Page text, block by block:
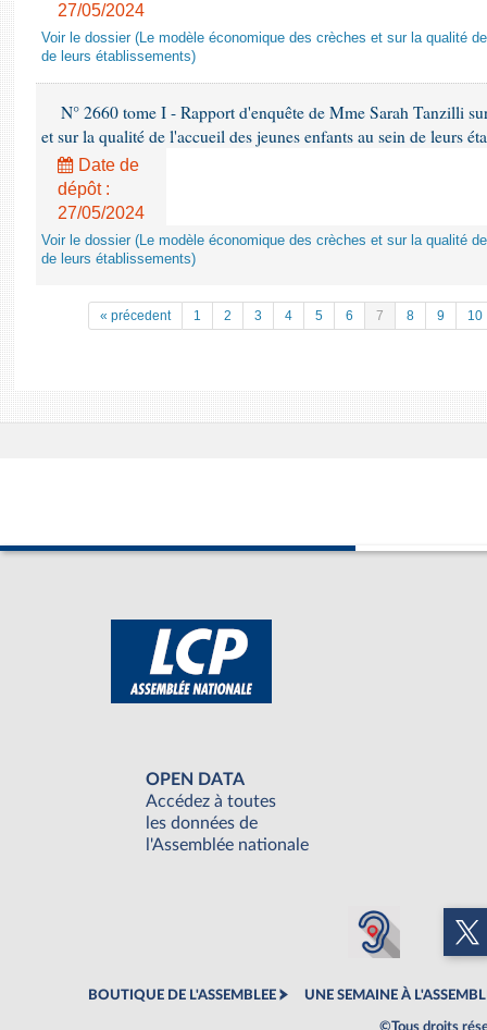
27/05/2024
Voir le dossier (Le modèle économique des crèches et sur la qualité
de leurs établissements)
N° 2660 tome I - Rapport d'enquête de Mme Sarah Tanzilli
et sur la qualité de l'accueil des jeunes enfants au sein de leurs
Date de
dépôt :
27/05/2024
Voir le dossier (Le modèle économique des crèches et sur la qualité
de leurs établissements)
« précedent 1 2 3 4 5 6 7 8 9 10
OPEN DATA
Accédez à toutes
les données de
l'Assemblée nationale
BOUTIQUE DE L'ASSEMBLEE UNE SEMAINE À
©Tous droits